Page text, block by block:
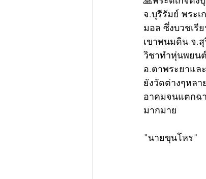
จ.บุรีรัมย์ พระ
มอล ซึ่งบวชเรี
เขาพนมดิน จ.
วิชาทำหุ่นพยน
อ.ตาพระยาแล
ยังวัดต่างๆหลา
อาคมจนแตกฉ
มากมาย
"นายขุนโหร"